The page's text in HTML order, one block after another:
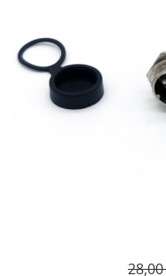
https://
Discuri frana
Placute de frana
Manete de frana